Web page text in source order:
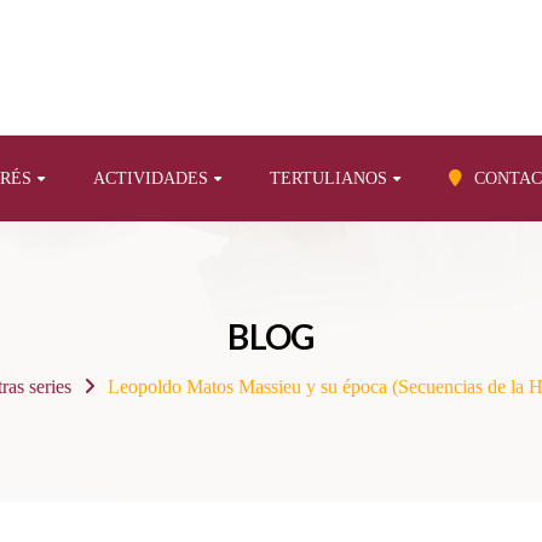
ACTIVIDADES TERTULIANOS
BLOG
series Leopoldo Matos Massieu y su época (Secuencias de la